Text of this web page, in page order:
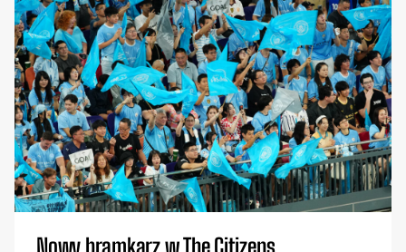
Nowy bramkarz w The Citizens.